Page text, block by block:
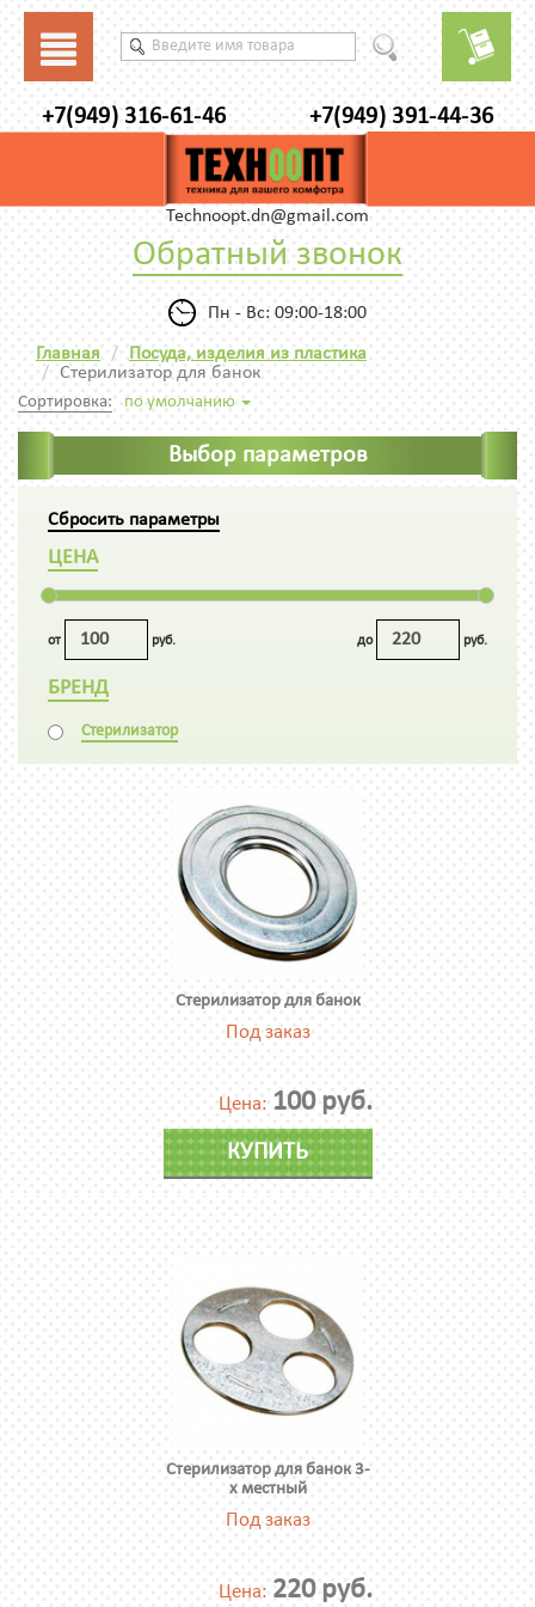
+7(949) 316-61-46 +7(949) 391-44-36
Technoopt.dn@gmail.com
Обратный звонок
Пн - Вс: 09:00-18:00
Главная
Посуда, изделия из пластика
Стерилизатор для банок
Сортировка: по умолчанию
Выбор параметров
Сбросить параметры
ЦЕНА
от руб. до руб.
БРЕНД
Стерилизатор
Стерилизатор для банок
Под заказ
Цена: 100 руб.
КУПИТЬ
Стерилизатор для банок 3-
х местный
Под заказ
Цена: 220 руб.